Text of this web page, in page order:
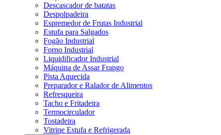
Descascador de batatas
Despolpadeira
Espremedor de Frutas Industrial
Estufa para Salgados
Fogão Industrial
Forno Industrial
Liquidificador Industrial
Máquina de Assar Frango
Pista Aquecida
Preparador e Ralador de Alimentos
Refresqueira
Tacho e Fritadeira
Termocirculador
Tostadeira
Vitrine Estufa e Refrigerada